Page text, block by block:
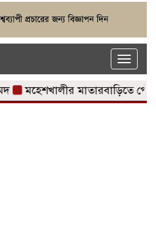
Toggle
মহেশখালীর মাতারবাড়িতে পৌঁছেছেন